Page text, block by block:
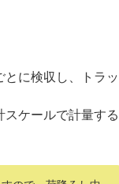
とに検収し、トラッ
ケールで計量する